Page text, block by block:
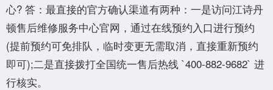
心? 答：最直接的官方确认渠道有两种：一是访问江诗丹
顿售后维修服务中心官网，通过在线预约入口进行预约
(提前预约可免排队，临时变更无需取消，直接重新预约
即可);二是直接拨打全国统一售后热线 `400-882-9682` 进
行核实。